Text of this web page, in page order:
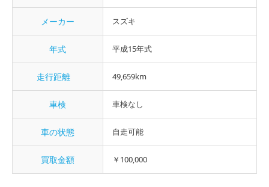
メーカー スズキ
年式 平成15年式
走行距離 49,659km
車検 車検なし
車の状態 自走可能
買取金額 ￥100,000